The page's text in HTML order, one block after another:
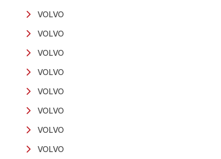
VOLVO
VOLVO
VOLVO
VOLVO
VOLVO
VOLVO
VOLVO
VOLVO